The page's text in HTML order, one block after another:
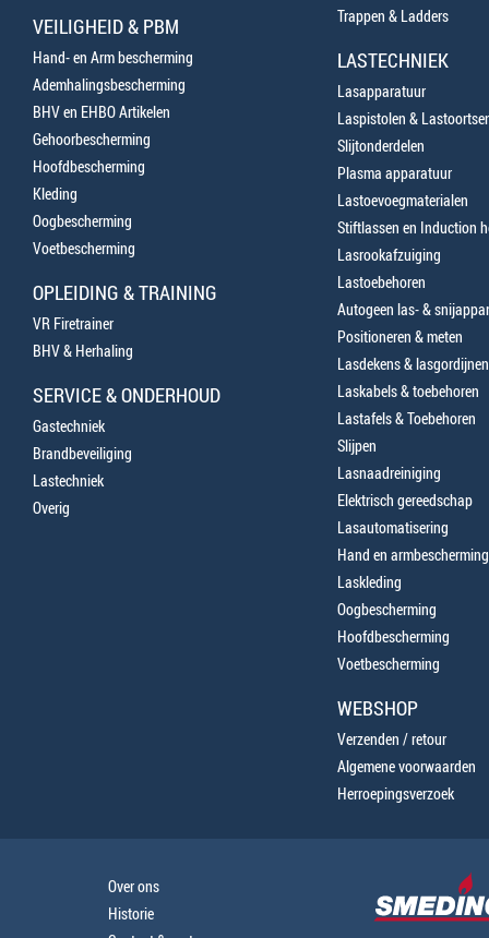
VEILIGHEID & PBM
Hand- en Arm bescherming
Ademhalingsbescherming
BHV en EHBO Artikelen
Gehoorbescherming
Hoofdbescherming
Kleding
Oogbescherming
Voetbescherming
OPLEIDING & TRAINING
VR Firetrainer
BHV & Herhaling
SERVICE & ONDERHOUD
Gastechniek
Brandbeveiliging
Lastechniek
Overig
Trappen & Ladders
LASTECHNIEK
Lasapparatuur
Laspistolen &
Slijtonderdelen
Plasma apparatuur
Lastoevoegmaterialen
Stiftlassen en Induction
Lasrookafzuiging
Lastoebehoren
Autogeen las- &
Positioneren & meten
Lasdekens & lasgordijnen
Laskabels & toebehoren
Lastafels & Toebehoren
Slijpen
Lasnaadreiniging
Elektrisch gereedschap
Lasautomatisering
Hand en armbescherming
Laskleding
Oogbescherming
Hoofdbescherming
Voetbescherming
WEBSHOP
Verzenden / retour
Algemene voorwaarden
Herroepingsverzoek
Over ons
Historie